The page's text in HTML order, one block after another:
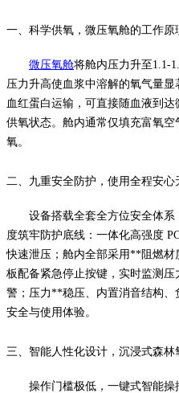
一、 科学供氧， 微压氧舱的工作原
微压氧舱将舱内压力升至 1.1-
压力升高使血浆中溶解的氧气量
血红蛋白运输，可直接随血液到
供氧状态。舱内通常仅填充富氧
氧。
二、九重安全防护，使用全程安心
设备搭载全套全方位安全体
度筑牢防护底线：一体化高强度
快速泄压；舱内全部采用**阻燃
板配备紧急停止按键，实时监测
警；压力**稳压、内置消音结构
安全与使用体验。
三、智能人性化设计，沉浸式森林
操作门槛极低，一键式智能